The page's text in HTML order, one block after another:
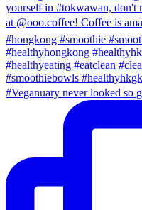
#Veganuary never looked so